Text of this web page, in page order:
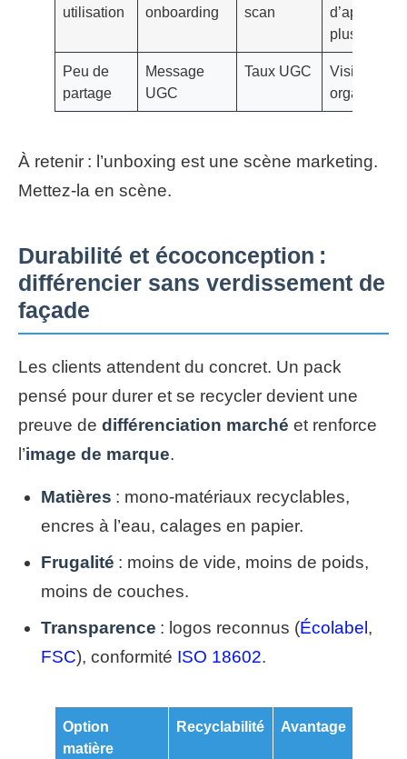
utilisation
onboarding
scan
plus courte
Peu de
partage
Message
UGC
Taux UGC
Visibilité
organique
À retenir : l’unboxing est une scène marketing.
Mettez‑la en scène.
Durabilité et écoconception :
différencier sans verdissement de
façade
Les clients attendent du concret. Un pack
pensé pour durer et se recycler devient une
preuve de différenciation marché et renforce
l’image de marque.
Matières : mono‑matériaux recyclables,
encres à l’eau, calages en papier.
Frugalité : moins de vide, moins de poids,
moins de couches.
Transparence : logos reconnus (Écolabel ,
FSC), conformité ISO 18602.
Option
matière
Recyclabilité Avantage